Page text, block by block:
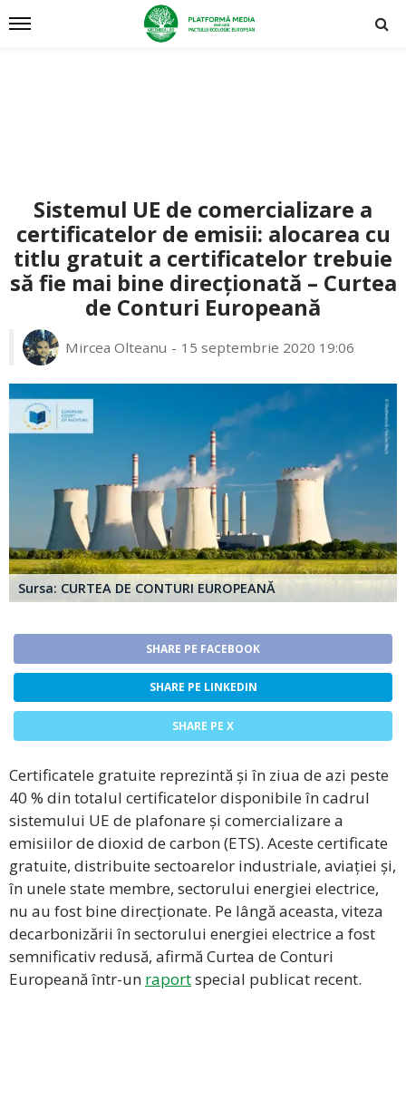
Sistemul UE de comercializare a
certificatelor de emisii: alocarea cu
titlu gratuit a certificatelor trebuie
să fie mai bine direcționată – Curtea
de Conturi Europeană
Mircea Olteanu 15 septembrie 2020 19:06
Sursa: CURTEA DE CONTURI EUROPEANĂ
SHARE PE FACEBOOK
SHARE PE LINKEDIN
SHARE PE X
Certificatele gratuite reprezintă și în ziua de azi peste
40 % din totalul certificatelor disponibile în cadrul
sistemului UE de plafonare și comercializare a
emisiilor de dioxid de carbon (ETS). Aceste certificate
gratuite, distribuite sectoarelor industriale, aviației și,
în unele state membre, sectorului energiei electrice,
nu au fost bine direcționate. Pe lângă aceasta, viteza
decarbonizării în sectorului energiei electrice a fost
semnificativ redusă, afirmă Curtea de Conturi
Europeană într-un raportspecial publicat recent.